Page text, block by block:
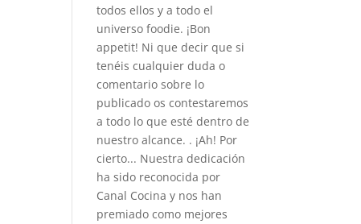
todos ellos y a todo el
universo foodie. ¡Bon
appetit! Ni que decir que si
tenéis cualquier duda o
comentario sobre lo
publicado os contestaremos
a todo lo que esté dentro de
nuestro alcance. . ¡Ah! Por
cierto... Nuestra dedicación
ha sido reconocida por
Canal Cocina y nos han
premiado como mejores